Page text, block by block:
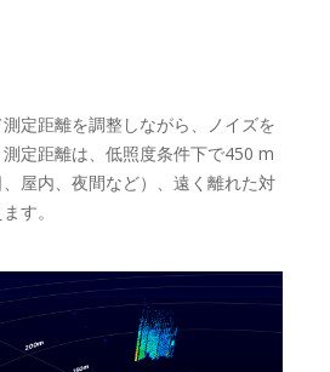
定距離を調整しながら、ノイズを
定距離は、低照度条件下で450 m
屋内、夜間など）、遠く離れた対
す。